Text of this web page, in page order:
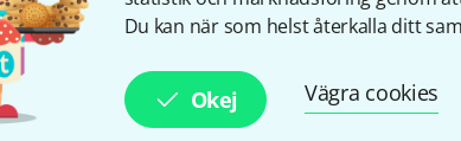
Du kan när som helst återkalla ditt
Okej Vägra cookies